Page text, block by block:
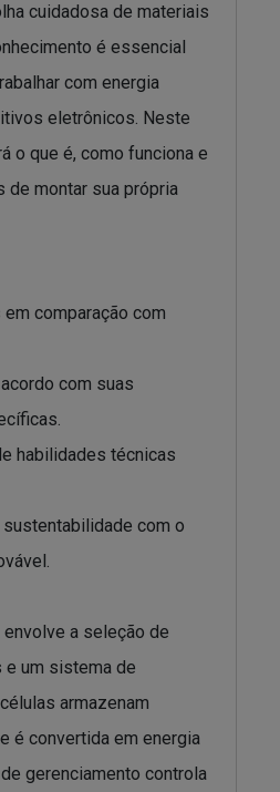
cuidadosa de materiais
é essencial
com energia
eletrônicos. Neste
o que é, como funciona e
montar sua própria
comparação com
com suas
habilidades técnicas
sustentabilidade com o
envolve a seleção de
e um sistema de
armazenam
é convertida em energia
gerenciamento controla